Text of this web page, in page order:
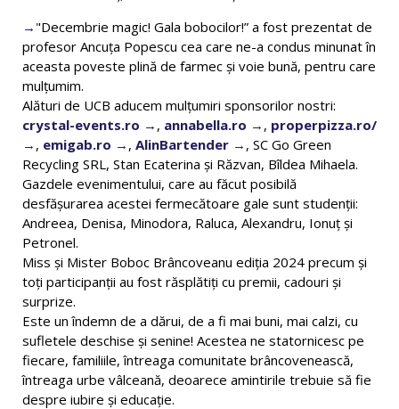
"Decembrie magic! Gala bobocilor!” a fost prezentat de
profesor Ancuța Popescu cea care ne-a condus minunat în
aceasta poveste plină de farmec și voie bună, pentru care
mulțumim.
Alături de UCB aducem mulțumiri sponsorilor nostri:
crystal-events.ro
, annabella.ro , properpizza.ro/
, emigab.ro , AlinBartender
, SC Go Green
Recycling SRL, Stan Ecaterina și Răzvan, Bîldea Mihaela.
Gazdele evenimentului, care au făcut posibilă
desfășurarea acestei fermecătoare gale sunt studenții:
Andreea, Denisa, Minodora, Raluca, Alexandru, Ionuț și
Petronel.
Miss și Mister Boboc Brâncoveanu ediția 2024 precum și
toți participanții au fost răsplătiți cu premii, cadouri și
surprize.
Este un îndemn de a dărui, de a fi mai buni, mai calzi, cu
sufletele deschise și senine! Acestea ne statornicesc pe
fiecare, familiile, întreaga comunitate brâncovenească,
întreaga urbe vâlceană, deoarece amintirile trebuie să fie
despre iubire și educație.